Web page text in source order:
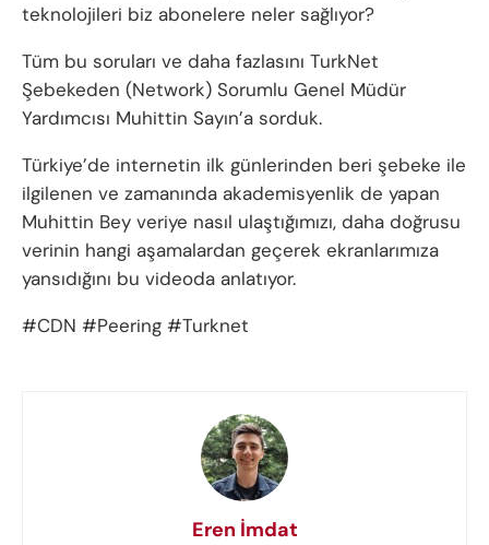
teknolojileri biz abonelere neler sağlıyor?
Tüm bu soruları ve daha fazlasını TurkNet
Şebekeden (Network) Sorumlu Genel Müdür
Yardımcısı Muhittin Sayın’a sorduk.
Türkiye’de internetin ilk günlerinden beri şebeke ile
ilgilenen ve zamanında akademisyenlik de yapan
Muhittin Bey veriye nasıl ulaştığımızı, daha doğrusu
verinin hangi aşamalardan geçerek ekranlarımıza
yansıdığını bu videoda anlatıyor.
#CDN #Peering #Turknet
Eren İmdat